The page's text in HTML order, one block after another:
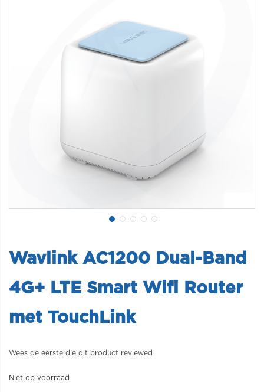
Wavlink AC1200 Dual-Band
4G+ LTE Smart Wifi Router
met TouchLink
Wees de eerste die dit product reviewed
Niet op voorraad